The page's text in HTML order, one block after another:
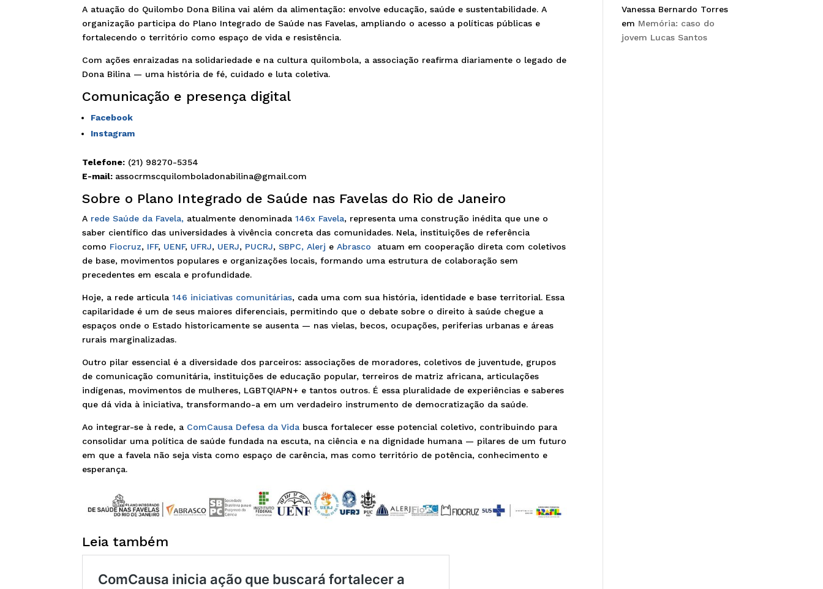
A atuação do Quilombo Dona Bilina vai além da alimentação: envolve educação, saúde e sustentabilidade. A
organização participa do Plano Integrado de Saúde nas Favelas, ampliando o acesso a políticas públicas e
fortalecendo o território como espaço de vida e resistência.
Com ações enraizadas na solidariedade e na cultura quilombola, a associação reafirma diariamente o legado de
Dona Bilina — uma história de fé, cuidado e luta coletiva.
Comunicação e presença digital
Facebook
Instagram
Telefone: (21) 98270-5354
E-mail: assocrmscquilomboladonabilina@gmail.com
Sobre o Plano Integrado de Saúde nas Favelas do Rio de Janeiro
A rede Saúde da Favela, atualmente denominada146x Favela, representa uma construção inédita que une o
saber científico das universidades à vivência concreta das comunidades. Nela, instituições de referência
como Fiocruz, IFF, UENF, UFRJ, UERJ, PUCRJ,SBPC,Alerj eAbrasco atuam em cooperação direta com coletivos
de base, movimentos populares e organizações locais, formando uma estrutura de colaboração sem
precedentes em escala e profundidade.
Hoje, a rede articula146 iniciativas comunitárias, cada uma com sua história, identidade e base territorial. Essa
capilaridade é um de seus maiores diferenciais, permitindo que o debate sobre o direito à saúde chegue a
espaços onde o Estado historicamente se ausenta — nas vielas, becos, ocupações, periferias urbanas e áreas
rurais marginalizadas.
Outro pilar essencial é a diversidade dos parceiros: associações de moradores, coletivos de juventude, grupos
de comunicação comunitária, instituições de educação popular, terreiros de matriz africana, articulações
indígenas, movimentos de mulheres, LGBTQIAPN+ e tantos outros. É essa pluralidade de experiências e saberes
que dá vida à iniciativa, transformando-a em um verdadeiro instrumento de democratização da saúde.
Ao integrar-se à rede, a ComCausa Defesa da Vida busca fortalecer esse potencial coletivo, contribuindo para
consolidar uma política de saúde fundada na escuta, na ciência e na dignidade humana — pilares de um futuro
em que a favela não seja vista como espaço de carência, mas como território de potência, conhecimento e
esperança.
Leia também
Vanessa Bernardo Torres
em Memória: caso do
jovem Lucas Santos